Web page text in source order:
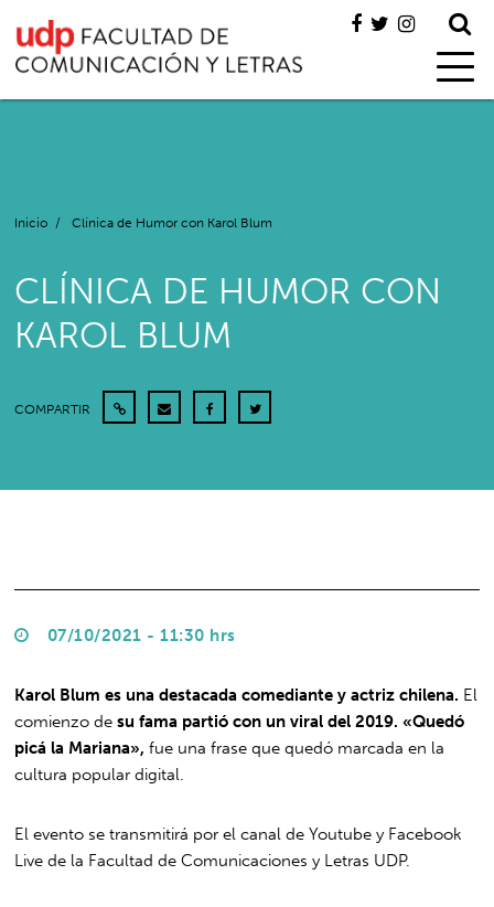
Inicio / Clínica de Humor con Karol Blum
CLÍNICA DE HUMOR CON
KAROL BLUM
COMPARTIR
07/10/2021 - 11:30 hrs
Karol Blum es una destacada comediante y actriz chilena. El
comienzo desu fama partió con un viral del 2019. «Quedó
picá la Mariana», fue una frase que quedó marcada en la
cultura popular digital.
El evento se transmitirá por el canal de Youtube y Facebook
Live de la Facultad de Comunicaciones y Letras UDP.